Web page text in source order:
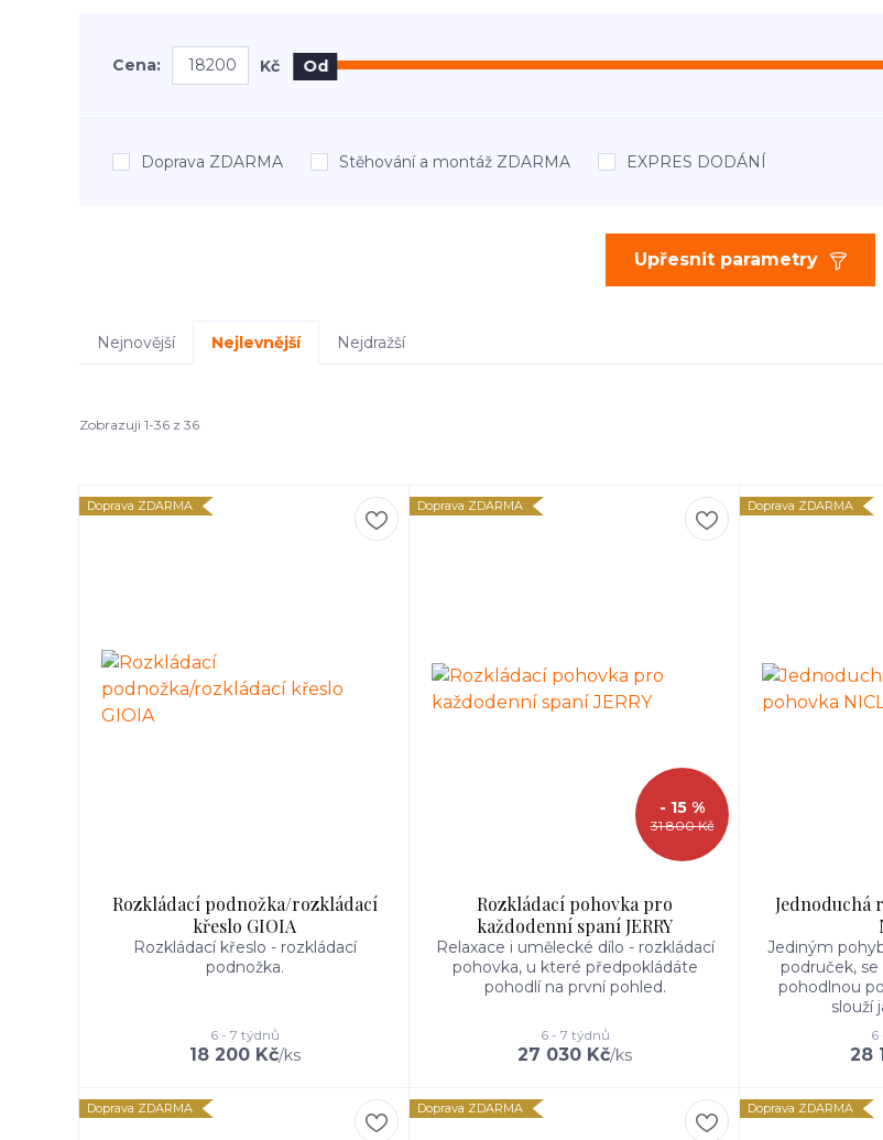
Upřesnit parametry
Cena: Kč Od
Doprava ZDARMA Stěhování a montáž ZDARMA EXPRES DODÁNÍ
Nejnovější Nejlevnější Nejdražší
Zobrazuji 1-36 z 36
Doprava ZDARMA
Rozkládací podnožka/rozkládací
křeslo GIOIA
Rozkládací křeslo - rozkládací
podnožka.
18 200 Kč/ks
6 - 7 týdnů
Doprava ZDARMA
31 800 Kč
- 15 %
Rozkládací pohovka pro
každodenní spaní JERRY
Relaxace i umělecké dílo - rozkládací
pohovka, u které předpokládáte
pohodlí na první pohled.
27 030 Kč/ks
6 - 7 týdnů
Doprava ZDARMA
Jednoduchá
Jediným
područek,
pohodlnou
slouží
28
6
Doprava ZDARMA Doprava ZDARMA Doprava ZDARMA